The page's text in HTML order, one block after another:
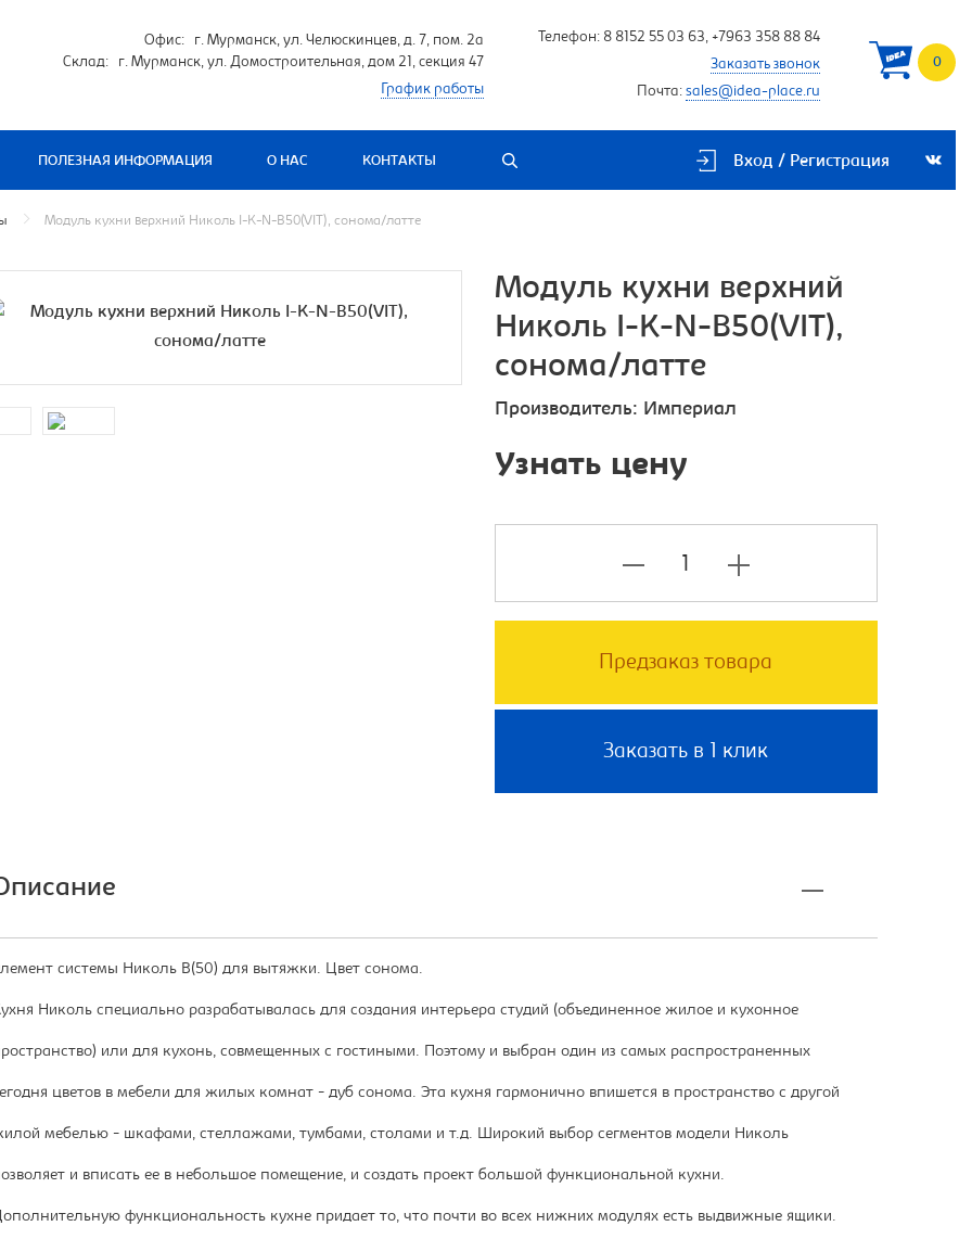
Офис: г. Мурманск, ул. Челюскинцев, д. 7, пом. 2а
Склад: г. Мурманск, ул. Домостроительная, дом 21, секция 47
График работы
Телефон: 8 8152 55 03 63, +7963 358 88 84
Заказать звонок
Почта: sales@idea-place.ru
0
ПОЛЕЗНАЯ ИНФОРМАЦИЯ О НАС КОНТАКТЫ Вход / Регистрация
Модуль кухни верхний Николь I-K-N-B50(VIT), сонома/латте
Модуль кухни верхний
Николь I-K-N-B50(VIT),
сонома/латте
Производитель: Империал
Узнать цену
Предзаказ товара
Заказать в 1 клик
системы Николь В(50) для вытяжки. Цвет сонома.
Николь специально разрабатывалась для создания интерьера студий (объединенное жилое и кухонное
или для кухонь, совмещенных с гостиными. Поэтому и выбран один из самых распространенных
цветов в мебели для жилых комнат - дуб сонома. Эта кухня гармонично впишется в пространство с другой
мебелью - шкафами, стеллажами, тумбами, столами и т.д. Широкий выбор сегментов модели Николь
и вписать ее в небольшое помещение, и создать проект большой функциональной кухни.
функциональность кухне придает то, что почти во всех нижних модулях есть выдвижные ящики.